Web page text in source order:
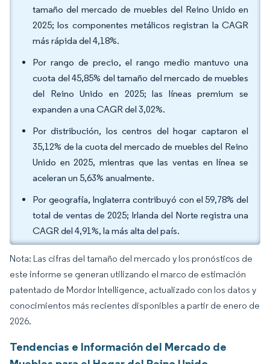
tamaño del mercado de muebles del Reino Unido en
2025; los componentes metálicos registran la CAGR
más rápida del 4,18%.
Por rango de precio, el rango medio mantuvo una
cuota del 45,85% del tamaño del mercado de muebles
del Reino Unido en 2025; las líneas premium se
expanden a una CAGR del 3,02%.
Por distribución, los centros del hogar captaron el
35,12% de la cuota del mercado de muebles del Reino
Unido en 2025, mientras que las ventas en línea se
aceleran un 5,63% anualmente.
Por geografía, Inglaterra contribuyó con el 59,78% del
total de ventas de 2025; Irlanda del Norte registra una
CAGR del 4,91%, la más alta del país.
Nota: Las cifras del tamaño del mercado y los pronósticos de
este informe se generan utilizando el marco de estimación
patentado de Mordor Intelligence, actualizado con los datos y
conocimientos más recientes disponibles a partir de enero de
2026.
Tendencias e Información del Mercado de